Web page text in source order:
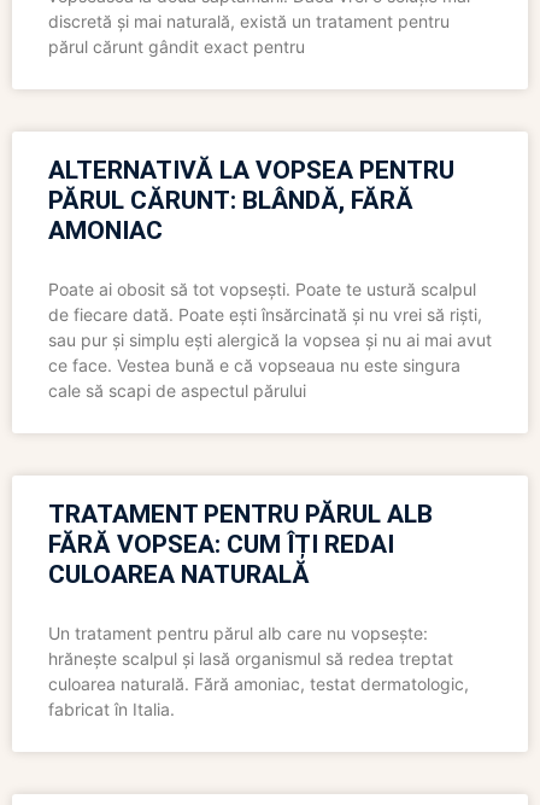
discretă și mai naturală, există un tratament pentru
părul cărunt gândit exact pentru
ALTERNATIVĂ LA VOPSEA PENTRU
PĂRUL CĂRUNT: BLÂNDĂ, FĂRĂ
AMONIAC
Poate ai obosit să tot vopsești. Poate te ustură scalpul
de fiecare dată. Poate ești însărcinată și nu vrei să riști,
sau pur și simplu ești alergică la vopsea și nu ai mai avut
ce face. Vestea bună e că vopseaua nu este singura
cale să scapi de aspectul părului
TRATAMENT PENTRU PĂRUL ALB
FĂRĂ VOPSEA: CUM ÎȚI REDAI
CULOAREA NATURALĂ
Un tratament pentru părul alb care nu vopsește:
hrănește scalpul și lasă organismul să redea treptat
culoarea naturală. Fără amoniac, testat dermatologic,
fabricat în Italia.